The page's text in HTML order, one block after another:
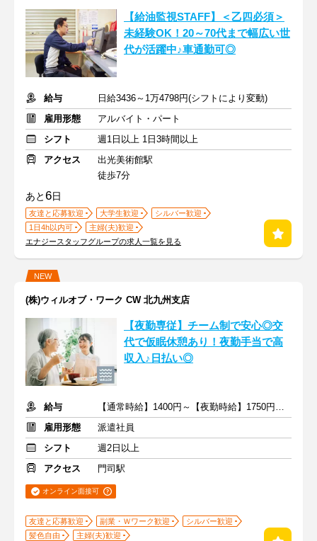
【給油監視STAFF】＜乙四必須＞
未経験OK！20～70代まで幅広い世
代が活躍中♪車通勤可◎
給与
日給3436～1万4798円(シフトにより変動)
雇用形態
アルバイト・パート
シフト
週1日以上 1日3時間以上
アクセス
出光美術館駅
徒歩7分
あと6日
友達と応募歓迎 大学生歓迎
シルバー歓迎
1日4h以内可
主婦(夫)歓迎
エナジースタッフグループの求人一覧を見る
NEW
(株)ウィルオブ・ワーク CW 北九州支店
【夜勤専従】チーム制で安心◎交
代で仮眠休憩あり！夜勤手当で高
収入♪日払い◎
給与
【通常時給】1400円～【夜勤時給】1750円～ ＋交通費
雇用形態
派遣社員
シフト
週2日以上
アクセス
門司駅
オンライン面接可
友達と応募歓迎 副業・Ｗワーク歓迎
シルバー歓迎
髪色自由
主婦(夫)歓迎